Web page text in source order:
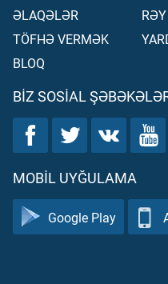
ƏLAQƏLƏR
TÖFHƏ VERMƏK
BLOQ
BIZ SOSIAL
MOBIL UYĞULAMA
Google Play